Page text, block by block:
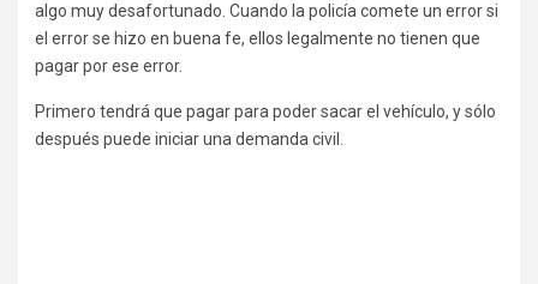
algo muy desafortunado. Cuando la policía comete un error si
el error se hizo en buena fe, ellos legalmente no tienen que
pagar por ese error.
Primero tendrá que pagar para poder sacar el vehículo, y sólo
después puede iniciar una demanda civil.